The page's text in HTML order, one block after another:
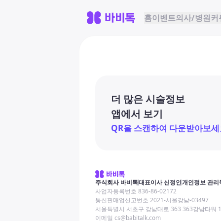
홈이벤트의사/병원커
더 많은 시술정보
앱에서 보기
QR을 스캔하여 다운받아보세
주식회사 바비톡대표이사 신정인개인정보 관리
사업자등록번호 836-86-02172
통신판매업신고번호 2021-서울강남-03497
서울특별시 서초구 강남대로 363 363강남타워
이메일 cs@babitalk.com